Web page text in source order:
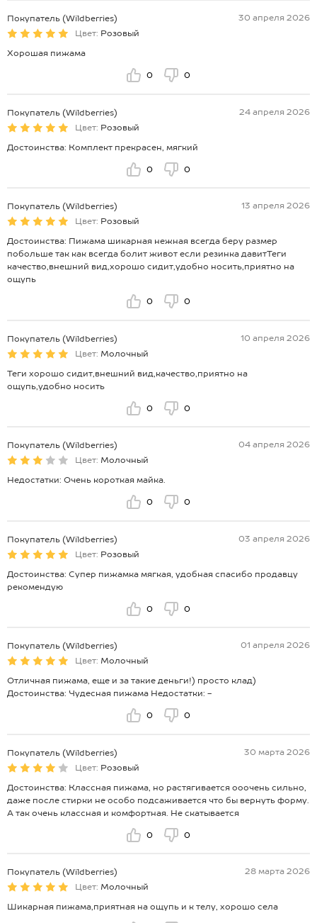
Покупатель (Wildberries)
30 апреля 2026
Цвет: Розовый
Хорошая пижама
0 0
Покупатель (Wildberries)
24 апреля 2026
Цвет: Розовый
Достоинства: Комплект прекрасен, мягкий
0 0
Покупатель (Wildberries)
13 апреля 2026
Цвет: Розовый
Достоинства: Пижама шикарная нежная всегда беру размер
побольше так как всегда болит живот если резинка давитТеги
качество,внешний вид,хорошо сидит,удобно носить,приятно на
ощупь
0 0
Покупатель (Wildberries)
10 апреля 2026
Цвет: Молочный
Теги хорошо сидит,внешний вид,качество,приятно на
ощупь,удобно носить
0 0
Покупатель (Wildberries)
04 апреля 2026
Цвет: Молочный
Недостатки: Очень короткая майка.
0 0
Покупатель (Wildberries)
03 апреля 2026
Цвет: Розовый
Достоинства: Супер пижамка мягкая, удобная спасибо продавцу
рекомендую
0 0
Покупатель (Wildberries)
01 апреля 2026
Цвет: Молочный
Отличная пижама, еще и за такие деньги!) просто клад)
Достоинства: Чудесная пижама Недостатки: -
0 0
Покупатель (Wildberries)
30 марта 2026
Цвет: Розовый
Достоинства: Классная пижама, но растягивается ооочень сильно,
даже после стирки не особо подсаживается что бы вернуть форму.
А так очень классная и комфортная. Не скатывается
0 0
Покупатель (Wildberries)
28 марта 2026
Цвет: Молочный
Шикарная пижама,приятная на ощупь и к телу, хорошо села